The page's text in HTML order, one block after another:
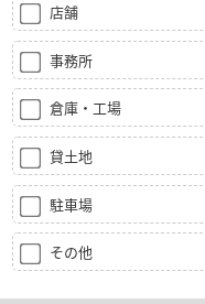
店舗
事務所
倉庫・工場
貸土地
駐車場
その他